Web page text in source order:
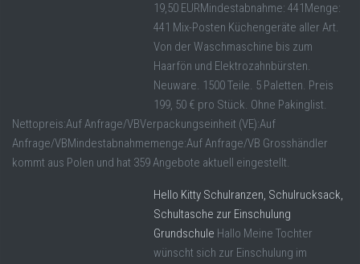
19,50 EURMindestabnahme: 441Menge:
441 Mix-Posten Küchengeräte aller Art.
Von der Waschmaschine bis zum
Haarfön und Elektrozahnbürsten.
Neuware. 1500 Teile. 5 Paletten. Preis
199, 50 € pro Stück. Ohne Pakinglist.
Nettopreis:Auf Anfrage/VBVerpackungseinheit (VE):Auf
Anfrage/VBMindestabnahmemenge:Auf Anfrage/VB Grosshändler
kommt aus Polen und hat 359 Angebote aktuell eingestellt.
Hello Kitty Schulranzen, Schulrucksack,
Schultasche zur Einschulung
Grundschule Hallo Meine Tochter
wünscht sich zur Einschulung im